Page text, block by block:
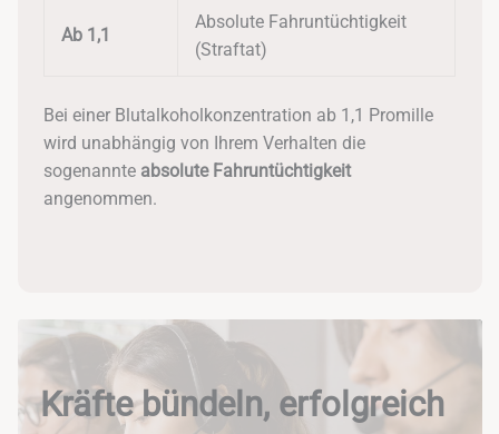
Ab 1,1
Absolute Fahruntüchtigkeit
(Straftat)
Bei einer Blutalkoholkonzentration ab 1,1 Promille
wird unabhängig von Ihrem Verhalten die
sogenannte absolute Fahruntüchtigkeit
angenommen.
Kräfte bündeln, erfolgreich